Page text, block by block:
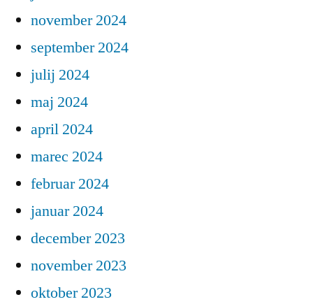
november 2024
september 2024
julij 2024
maj 2024
april 2024
marec 2024
februar 2024
januar 2024
december 2023
november 2023
oktober 2023